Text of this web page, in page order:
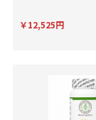
￥12,525円